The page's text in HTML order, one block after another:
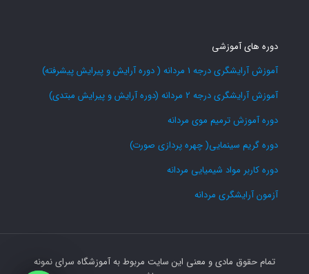
دوره های آموزشی
آموزش آرایشگری درجه 1 مردانه ( دوره آرایش و پیرایش پیشرفته)
آموزش آرایشگری درجه 2 مردانه (دوره آرایش و پیرایش مبتدی)
دوره آموزش ترمیم موی مردانه
دوره گریم سینمایی( چهره پردازی صورت)
دوره کاربر مواد شیمیایی مردانه
آزمون آرایشگری مردانه
تمام حقوق مادی و معنی این سایت مربوط به آموزشگاه سرای نمونه